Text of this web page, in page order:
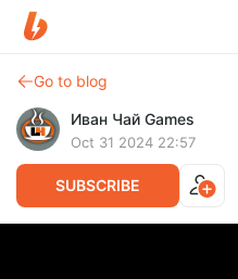
Go to blog
Иван Чай Games
Oct 31 2024 22:57
SUBSCRIBE